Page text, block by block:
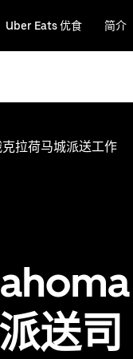
Uber Eats 优食 简介
拉荷马城派送工作
送司